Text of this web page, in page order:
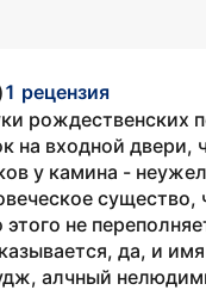
1 рецензия
рождественских
на входной двери,
у камина -
существо,
этого не
да, и
алчный